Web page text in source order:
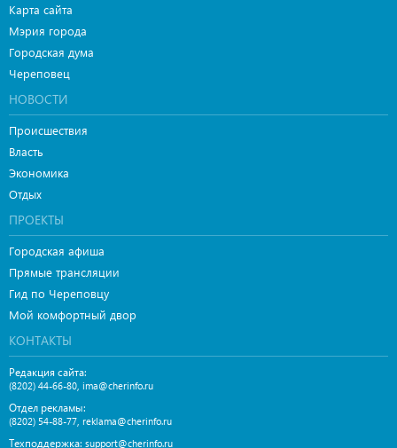
Карта сайта
Мэрия города
Городская дума
Череповец
НОВОСТИ
Происшествия
Власть
Экономика
Отдых
ПРОЕКТЫ
Городская афиша
Прямые трансляции
Гид по Череповцу
Мой комфортный двор
КОНТАКТЫ
Редакция сайта:
(8202) 44-66-80 ima@cherinfo.ru
Отдел рекламы:
(8202) 54-88-77 reklama@cherinfo.ru
Техподдержка: support@cherinfo.ru